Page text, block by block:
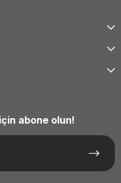
abone olun!